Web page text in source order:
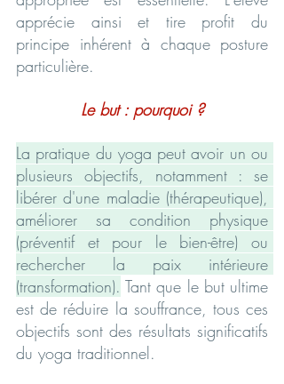
apprécie ainsi et tire profit du
principe inhérent à chaque posture
particulière.
Le but : pourquoi ?
La pratique du yoga peut avoir un ou
plusieurs objectifs, notamment : se
libérer d'une maladie (thérapeutique),
améliorer sa condition physique
(préventif et pour le bien-être) ou
rechercher la paix intérieure
(transformation). Tant que le but ultime
est de réduire la souffrance, tous ces
objectifs sont des résultats significatifs
du yoga traditionnel.